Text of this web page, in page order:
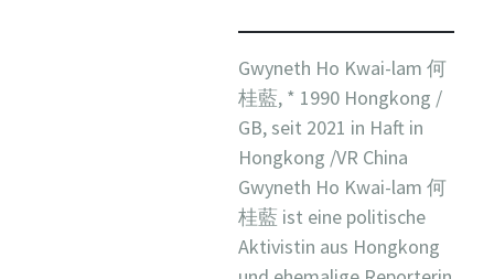
Gwyneth Ho Kwai-lam 何
桂藍, * 1990 Hongkong /
GB, seit 2021 in Haft in
Hongkong /VR China
Gwyneth Ho Kwai-lam 何
桂藍 ist eine politische
Aktivistin aus Hongkong